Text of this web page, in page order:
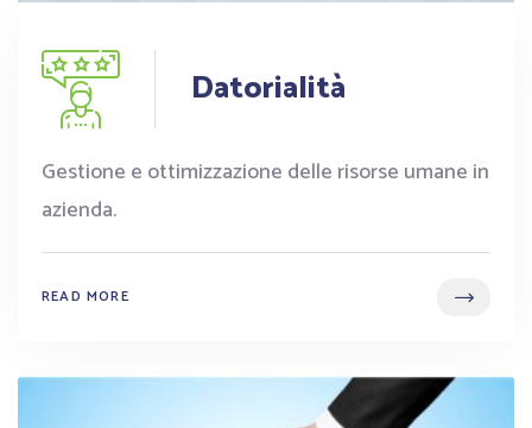
Datorialità
Gestione e ottimizzazione delle risorse umane in
azienda.
READ MORE